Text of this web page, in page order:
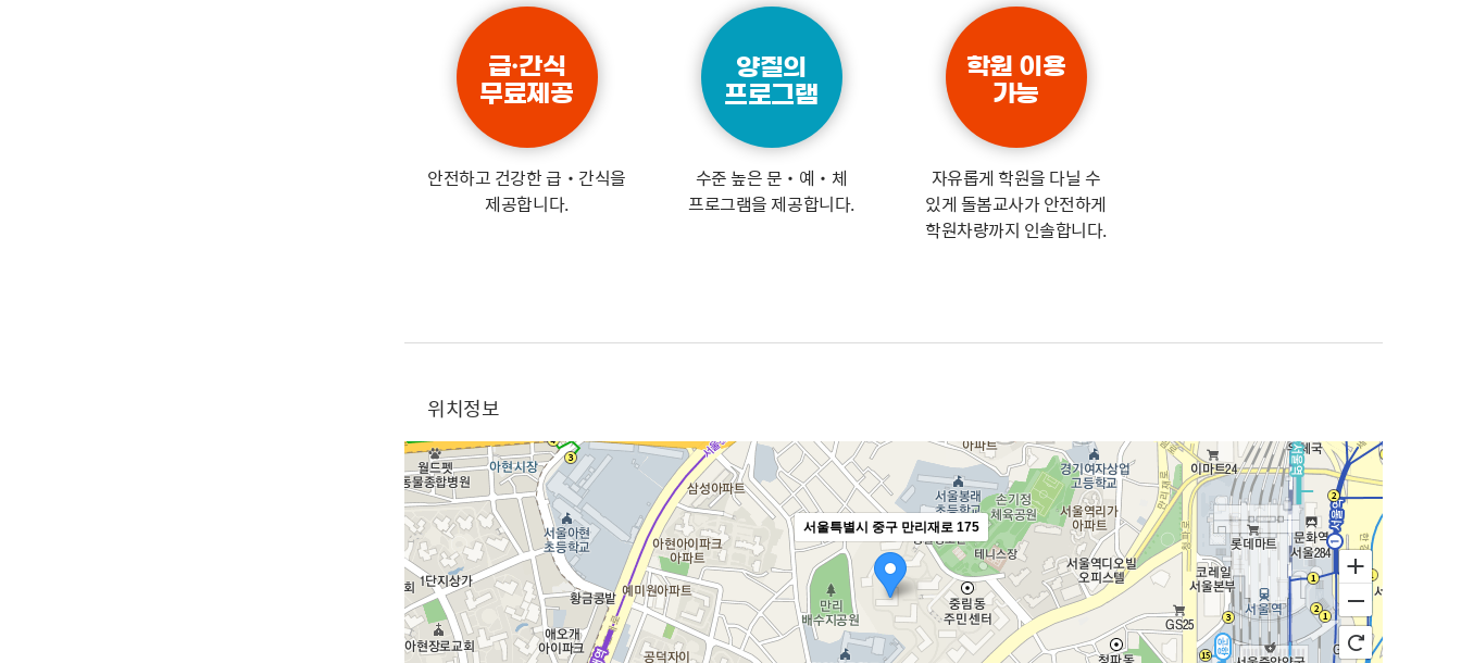
급·간식
무료제공
안전하고 건강한 급‧간식을
제공합니다.
양질의
프로그램
수준 높은 문‧예‧체
프로그램을 제공합니다.
학원 이용
가능
자유롭게 학원을 다닐 수
있게 돌봄교사가 안전하게
학원차량까지 인솔합니다.
위치정보
서울특별시 중구 만리재로 175